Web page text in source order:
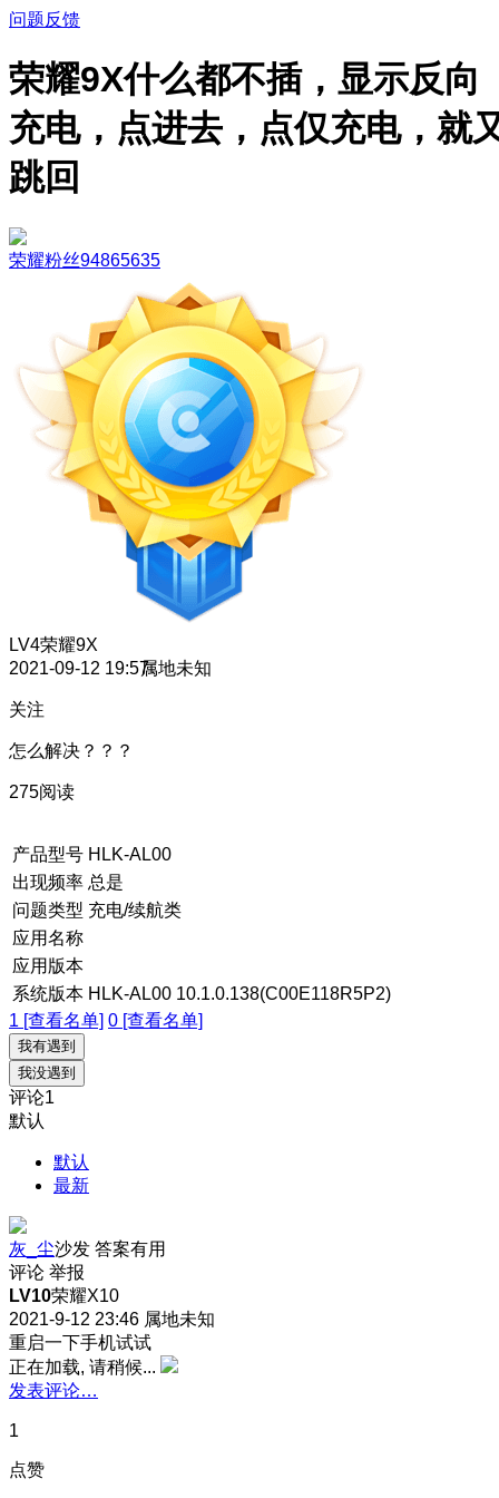
问题反馈
荣耀9X什么都不插，显示反向
充电，点进去，点仅充电，就
跳回
荣耀粉丝94865635
LV4荣耀9X
2021-09-12 19:57属地未知
关注
怎么解决？？？
275阅读
产品型号 HLK-AL00
出现频率 总是
问题类型 充电/续航类
应用名称
应用版本
系统版本 HLK-AL00 10.1.0.138(C00E118R5P2)
1 [查看名单] 0 [查看名单]
我有遇到
我没遇到
评论1
默认
默认
最新
灰_尘沙发 答案有用
评论 举报
LV10荣耀X10
2021-9-12 23:46 属地未知
重启一下手机试试
正在加载, 请稍候...
发表评论…
1
点赞